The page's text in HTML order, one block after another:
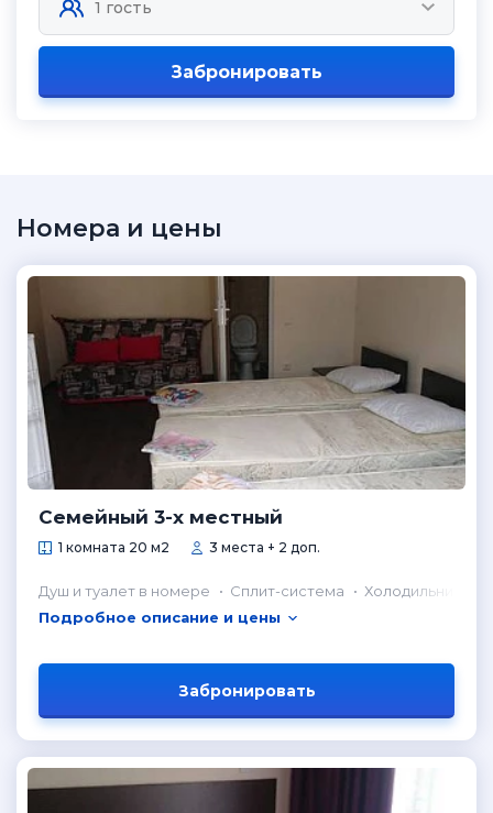
Забронировать
Номера и цены
Семейный 3-х местный
1 комната 20 м2 3 места + 2 доп.
Душ и туалет в номере Сплит-система
Холодильник в
Подробное описание и цены
Забронировать